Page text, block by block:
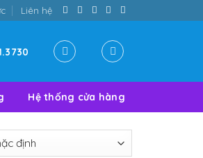
Liên hệ
Hệ thống cửa hàng